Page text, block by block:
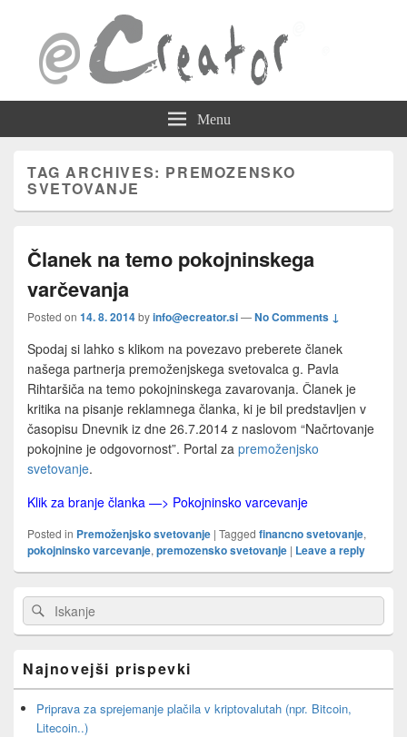
eCreator Blog Menu
TAG ARCHIVES: PREMOZENSKO
SVETOVANJE
Članek na temo pokojninskega
varčevanja
Posted on 14. 8. 2014byinfo@ecreator.si—No Comments ↓
Spodaj si lahko s klikom na povezavo preberete članek
našega partnerja premoženjskega svetovalca g. Pavla
Rihtaršiča na temo pokojninskega zavarovanja. Članek je
kritika na pisanje reklamnega članka, ki je bil predstavljen v
časopisu Dnevnik iz dne 26.7.2014 z naslovom “Načrtovanje
pokojnine je odgovornost”. Portal za premoženjsko
svetovanje.
Klik za branje članka —> Pokojninsko varcevanje
Posted in Premoženjsko svetovanje | Tagged financno svetovanje,
pokojninsko varcevanje, premozensko svetovanje | Leave a reply
Primary
Sidebar
Widget
Search
for:
Search
Najnovejši prispevki
Priprava za sprejemanje plačila v kriptovalutah (npr. Bitcoin,
Litecoin..)